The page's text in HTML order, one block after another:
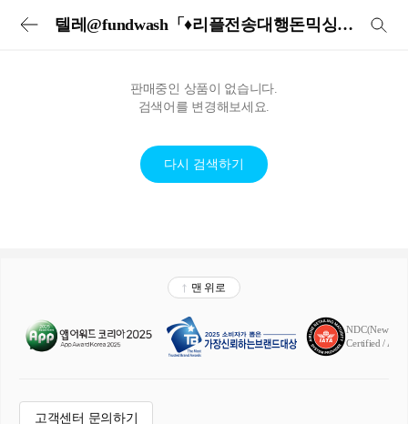
텔레@fundwash「♦리플전송대행돈믹싱업체
판매중인 상품이 없습니다.
검색어를 변경해보세요.
다시 검색하기